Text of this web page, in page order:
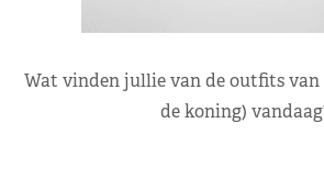
Wat vinden jullie van de outfits van
de koning)